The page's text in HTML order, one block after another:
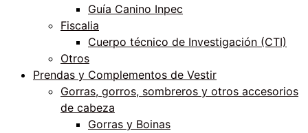
Guía Canino Inpec
Fiscalia
Cuerpo técnico de Investigación (CTI)
Otros
Prendas y Complementos de Vestir
Gorras, gorros, sombreros y otros accesorios
de cabeza
Gorras y Boinas